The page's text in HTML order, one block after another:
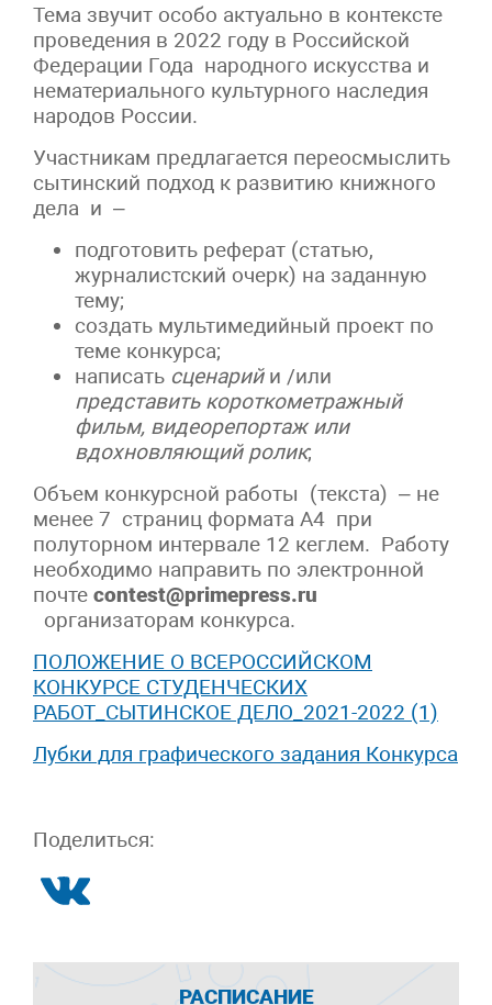
Тема звучит особо актуально в контексте
проведения в 2022 году в Российской
Федерации Года народного искусства и
нематериального культурного наследия
народов России.
Участникам предлагается переосмыслить
сытинский подход к развитию книжного
дела и –
подготовить реферат (статью,
журналистский очерк) на заданную
тему;
создать мультимедийный проект по
теме конкурса;
написать сценарийи /или
представить короткометражный
фильм, видеорепортаж или
вдохновляющий ролик;
Объем конкурсной работы (текста) – не
менее 7 страниц формата А4 при
полуторном интервале 12 кеглем. Работу
необходимо направить по электронной
почте contest@primepress.ru
организаторам конкурса.
ПОЛОЖЕНИЕ О ВСЕРОССИЙСКОМ
КОНКУРСЕ СТУДЕНЧЕСКИХ
РАБОТ_СЫТИНСКОЕ ДЕЛО_2021-2022 (1)
Лубки для графического задания Конкурса
Поделиться:
РАСПИСАНИЕ